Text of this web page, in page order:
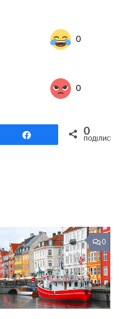
0
0
Поділитися0
ПОДІЛИСЬ
0